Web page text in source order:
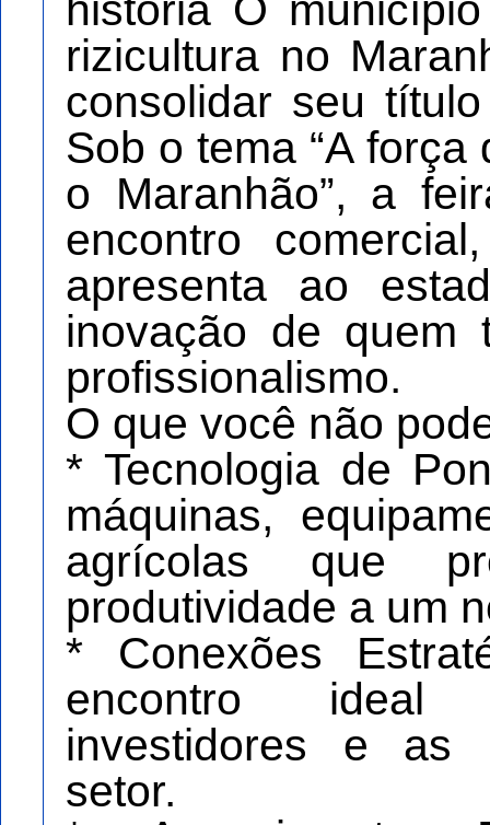
rizicultura no
consolidar seu
Sob o tema “A
o Maranhão”, a
encontro
apresenta ao
inovação de quem
profissionalismo.
O que você não
* Tecnologia de
máquinas,
agrícolas que
produtividade a um
* Conexões
encontro ideal
investidores e as
setor.